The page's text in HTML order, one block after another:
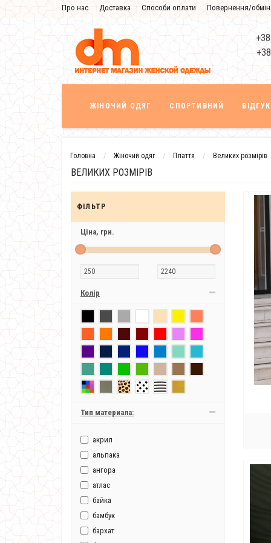
Про нас Доставка Способи оплати Повернення/обмін
Знижка
ЖІНОЧИЙ ОДЯГ СПОРТИВНИЙ
Головна Жіночий одяг Плаття Великих розмірів
ВЕЛИКИХ РОЗМІРІВ
ФІЛЬТР
Ціна, грн.
Колір
Тип материала:
акрил
альпака
ангора
атлас
байка
бамбук
бархат